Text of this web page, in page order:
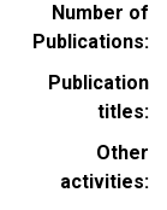
Number of
Publications
Publication
titles
Other
activities